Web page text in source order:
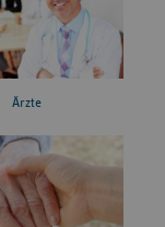
Ärzte